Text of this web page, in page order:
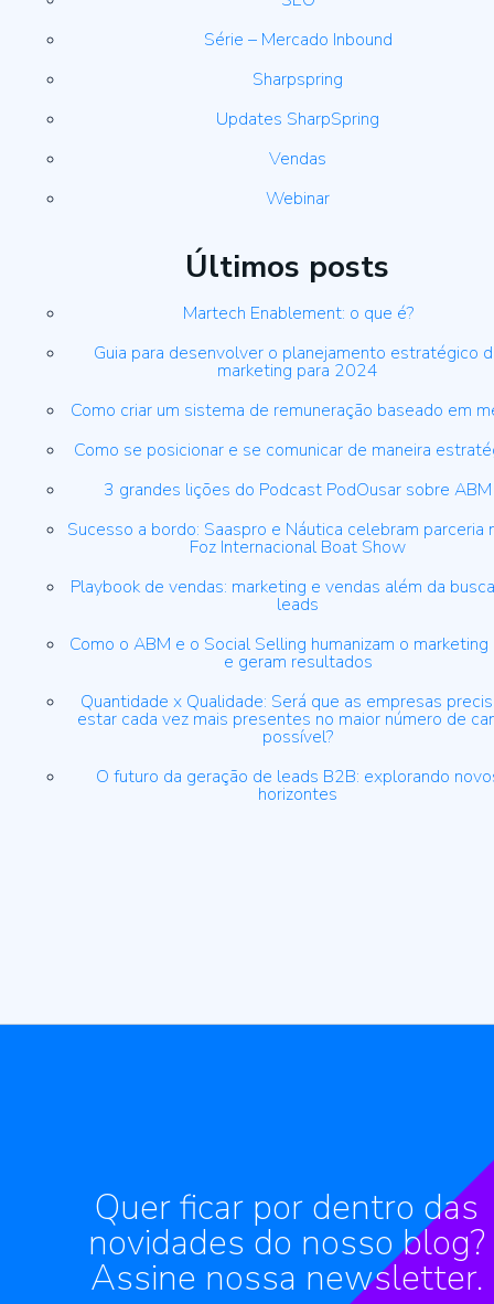
Série – Mercado Inbound
Sharpspring
Updates SharpSpring
Vendas
Webinar
Últimos posts
Martech Enablement: o que é?
Guia para desenvolver o planejamento estratégico
marketing para 2024
Como criar um sistema de remuneração baseado em
Como se posicionar e se comunicar de maneira
3 grandes lições do Podcast PodOusar sobre ABM
Sucesso a bordo: Saaspro e Náutica celebram parceria
Foz Internacional Boat Show
Playbook de vendas: marketing e vendas além da
leads
Como o ABM e o Social Selling humanizam o
e geram resultados
Quantidade x Qualidade: Será que as empresas
estar cada vez mais presentes no maior número de
possível?
O futuro da geração de leads B2B: explorando
horizontes
Quer ficar por dentro das
novidades do nosso blog?
Assine nossa newsletter.